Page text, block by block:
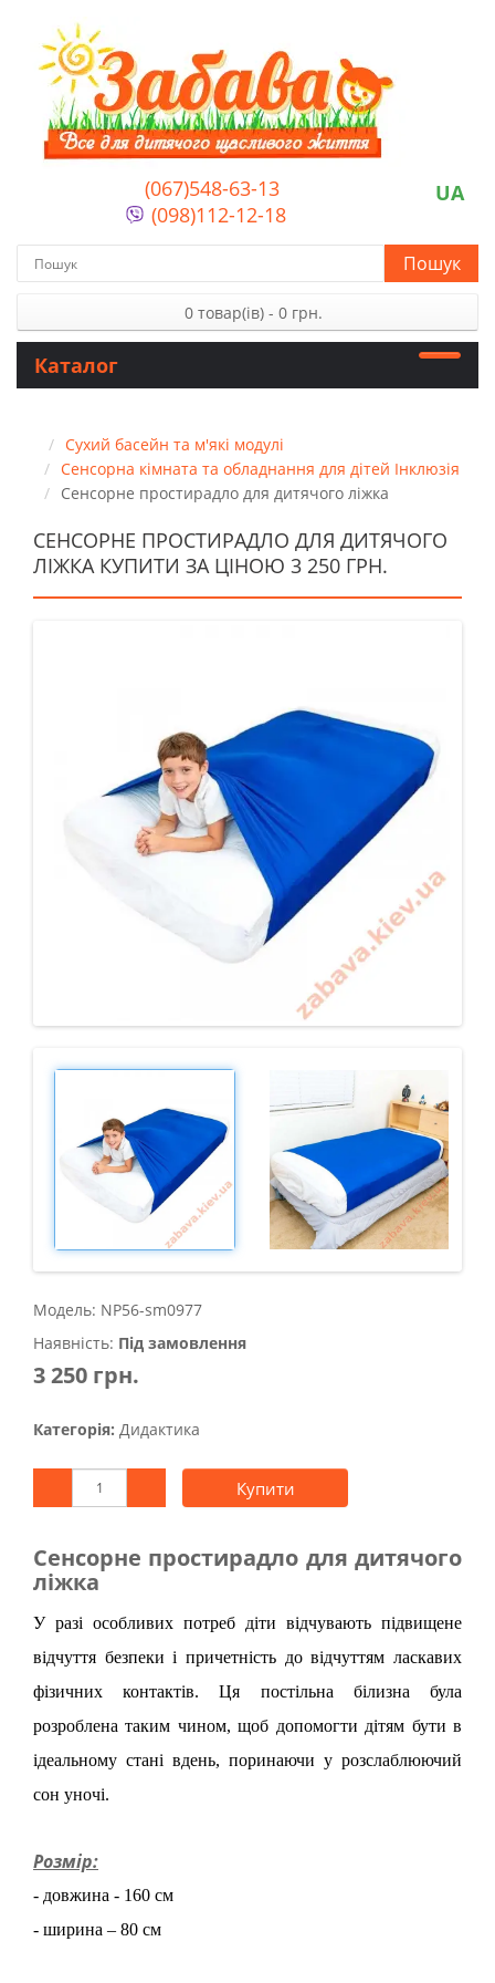
(067)548-63-13
(098)112-12-18
UA
Пошук
0 товар(ів) - 0 грн.
Каталог
Сухий басейн та м'які модулі
Сенсорна кімната та обладнання для дітей Інклюзія
Сенсорне простирадло для дитячого ліжка
СЕНСОРНЕ ПРОСТИРАДЛО ДЛЯ ДИТЯЧОГО
ЛІЖКА КУПИТИ ЗА ЦІНОЮ 3 250 ГРН.
Модель: NP56-sm0977
Наявність: Під замовлення
3 250 грн.
Категорія: Дидактика
Купити
Сенсорне простирадло для дитячого
ліжка
У разі особливих потреб діти відчувають підвищене
відчуття безпеки і причетність до відчуттям ласкавих
фізичних контактів. Ця постільна білизна була
розроблена таким чином, щоб допомогти дітям бути в
ідеальному стані вдень, поринаючи у розслаблюючий
сон уночі.
Розмір:
- довжина - 160 см
- ширина – 80 см